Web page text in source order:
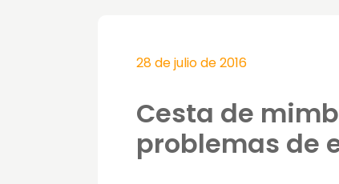
28 de julio de 2016
Cesta de
problemas de